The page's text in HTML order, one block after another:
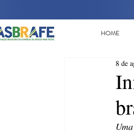
HOME
8 de